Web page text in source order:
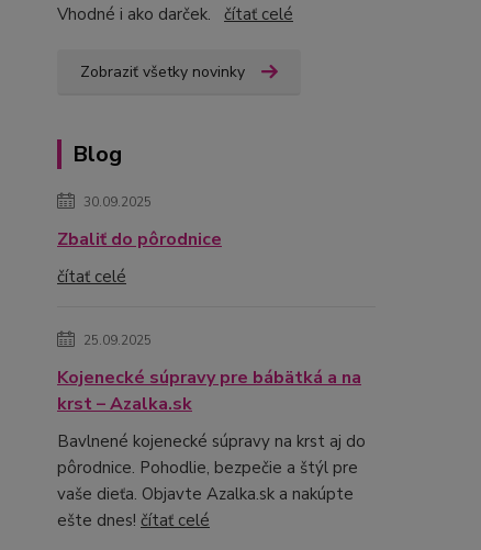
Vhodné i ako darček. čítať celé
Zobraziť všetky novinky
Blog
30.09.2025
Zbaliť do pôrodnice
čítať celé
25.09.2025
Kojenecké súpravy pre bábätká a na
krst – Azalka.sk
Bavlnené kojenecké súpravy na krst aj do
pôrodnice. Pohodlie, bezpečie a štýl pre
vaše dieťa. Objavte Azalka.sk a nakúpte
ešte dnes! čítať celé